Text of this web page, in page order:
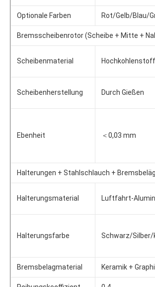
Optionale Farben Rot/Gelb/Blau/
Bremsscheibenrotor (Scheibe + Mitte +
Scheibenmaterial
Scheibenherstellung Durch Gießen
Ebenheit ＜0,03 mm
Halterungen + Stahlschlauch +
Halterungsmaterial Luftfahrt-
Halterungsfarbe Schwarz/
Bremsbelagmaterial Keramik +